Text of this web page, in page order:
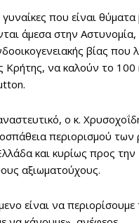
γυναίκες που είναι
άμεσα στην
βίας που
Κρήτης, να καλούν το 100
ο κ.
περιορισμού
και κυρίως προς
αξιωματούχους.
είναι να περιορίσουμε